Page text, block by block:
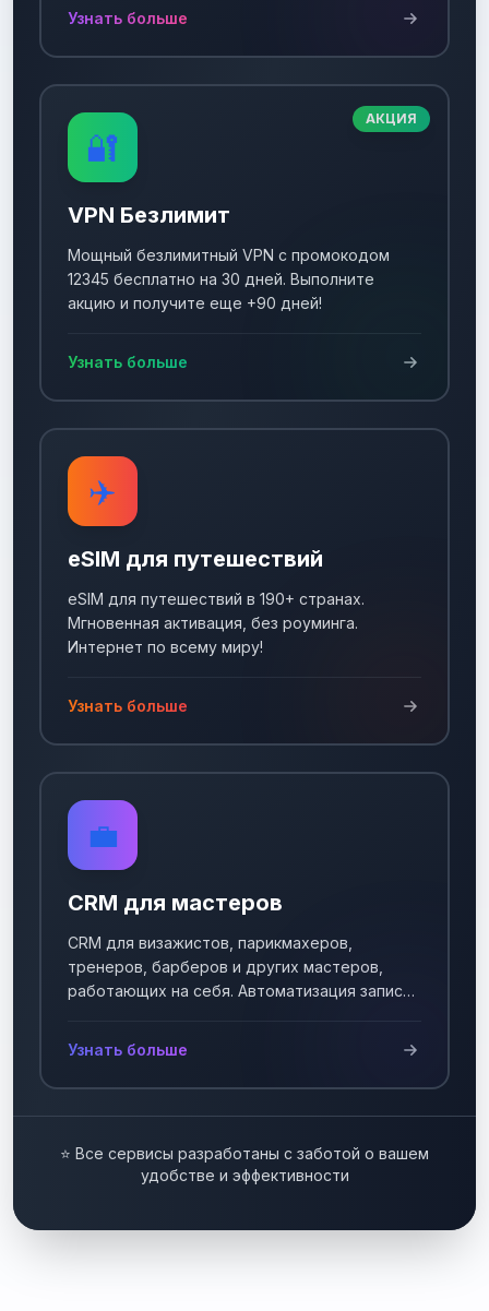
Узнать больше
АКЦИЯ
🔐
VPN Безлимит
Мощный безлимитный VPN с промокодом
12345 бесплатно на 30 дней. Выполните
акцию и получите еще +90 дней!
Узнать больше
✈️
eSIM для путешествий
eSIM для путешествий в 190+ странах.
Мгновенная активация, без роуминга.
Интернет по всему миру!
Узнать больше
💼
CRM для мастеров
CRM для визажистов, парикмахеров,
тренеров, барберов и других мастеров,
работающих на себя. Автоматизация записи
Узнать больше
⭐ Все сервисы разработаны с заботой о вашем
удобстве и эффективности